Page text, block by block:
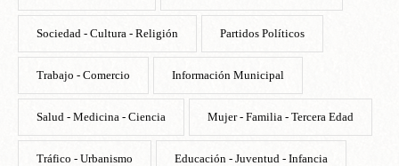
Sociedad - Cultura - Religión Partidos Políticos
Trabajo - Comercio Información Municipal
Salud - Medicina - Ciencia Mujer - Familia - Tercera Edad
Tráfico - Urbanismo Educación - Juventud - Infancia